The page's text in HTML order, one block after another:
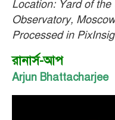
Location: Yard of
Observatory,
Processed in
রানার্স-আপ
Arjun Bhattacharjee